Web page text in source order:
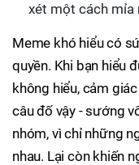
xét một cách mỉa
Meme khó hiểu có
quyền. Khi bạn hiểu
không hiểu, cảm
câu đố vậy - sướng
nhóm, vì chỉ những
nhau. Lại còn khiến